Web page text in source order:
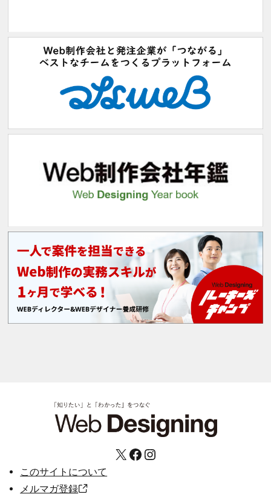
X Facebook Instagram
このサイトについて
メルマガ登録